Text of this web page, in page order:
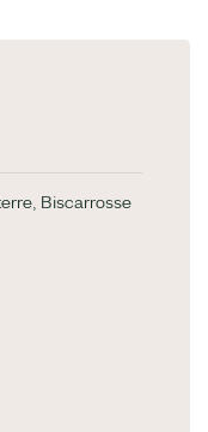
Biscarrosse